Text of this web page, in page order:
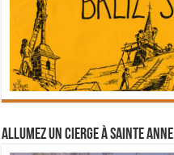
Allumez un cierge à Sainte Anne